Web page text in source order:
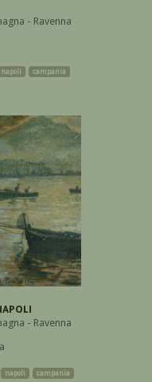
- Ravenna
napoli
campania
- Ravenna
napoli
campania